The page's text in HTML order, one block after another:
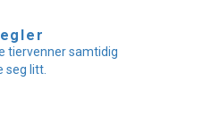
tiervenner samtidig
seg litt.